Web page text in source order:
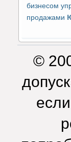
бизнесом
продажами
©